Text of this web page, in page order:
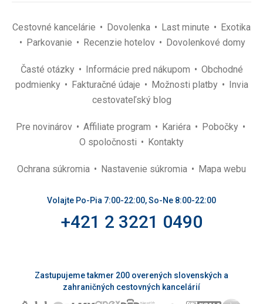
Cestovné kancelárie Dovolenka Last minute
Exotika
Parkovanie
Recenzie hotelov Dovolenkové domy
Časté otázky Informácie pred nákupom
Obchodné
podmienky
Fakturačné údaje Možnosti platby
Invia
cestovateľský blog
Pre novinárov Affiliate program Kariéra
Pobočky
O spoločnosti
Kontakty
Ochrana súkromia Nastavenie súkromia Mapa webu
Volajte Po-Pia 7:00-22:00, So-Ne 8:00-22:00
+421 2 3221 0490
Zastupujeme takmer 200 overených slovenských a
zahraničných cestovných kancelárií